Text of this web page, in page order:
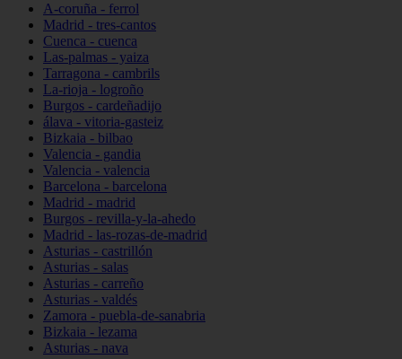
A-coruña - ferrol
Madrid - tres-cantos
Cuenca - cuenca
Las-palmas - yaiza
Tarragona - cambrils
La-rioja - logroño
Burgos - cardeñadijo
álava - vitoria-gasteiz
Bizkaia - bilbao
Valencia - gandia
Valencia - valencia
Barcelona - barcelona
Madrid - madrid
Burgos - revilla-y-la-ahedo
Madrid - las-rozas-de-madrid
Asturias - castrillón
Asturias - salas
Asturias - carreño
Asturias - valdés
Zamora - puebla-de-sanabria
Bizkaia - lezama
Asturias - nava